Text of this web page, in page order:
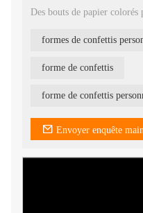
Des bouts de papier
forme de confettis
forme de confettis
Envoyer enquête